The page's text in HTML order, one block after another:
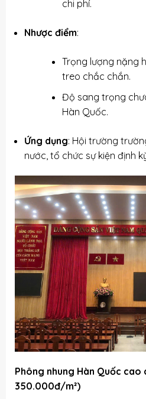
chi phí.
Nhược điểm:
Trọng lượng nặng
treo chắc chắn.
Độ sang trọng
Hàn Quốc.
Ứng dụng: Hội trường
nước, tổ chức sự kiện định
Phông nhung Hàn Quốc
350.000đ/m²)